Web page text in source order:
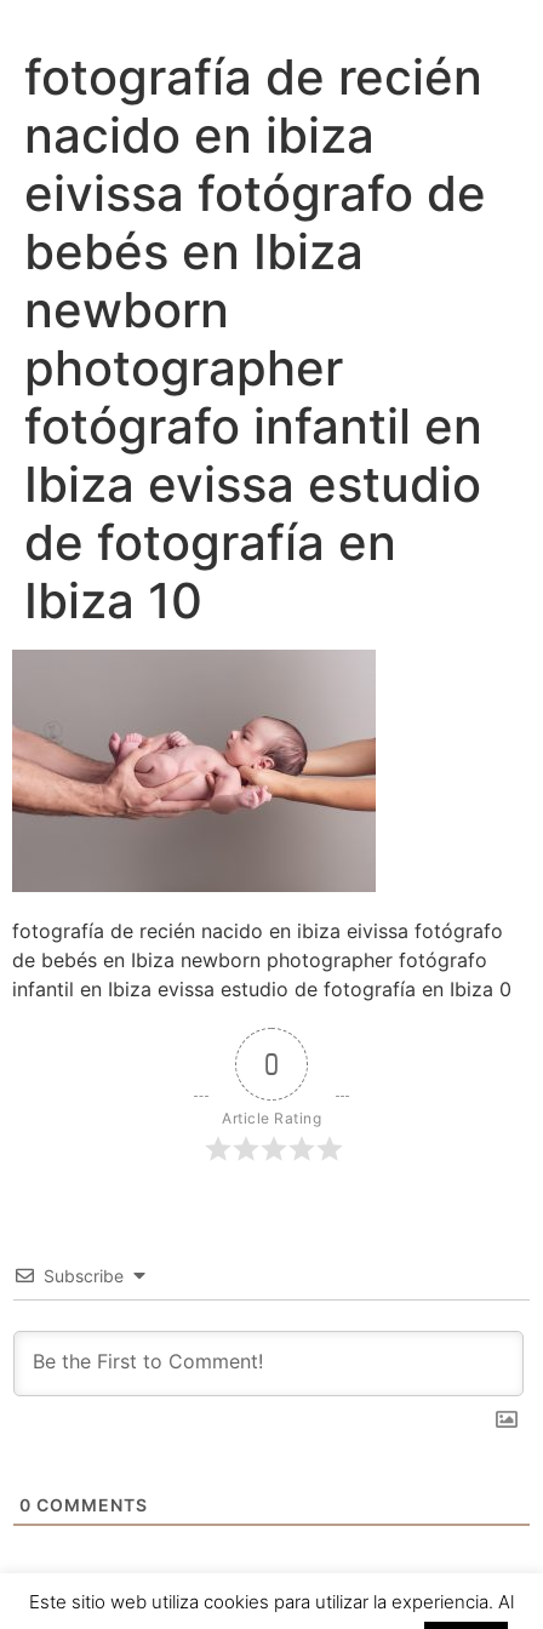
contenido
fotografía de recién
nacido en ibiza
eivissa fotógrafo de
bebés en Ibiza
newborn
photographer
fotógrafo infantil en
Ibiza evissa estudio
de fotografía en
Ibiza 10
fotografía de recién nacido en ibiza eivissa fotógrafo
de bebés en Ibiza newborn photographer fotógrafo
infantil en Ibiza evissa estudio de fotografía en Ibiza 0
0
Article Rating
Subscribe
0 COMMENTS
Este sitio web utiliza cookies para utilizar la experiencia. Al